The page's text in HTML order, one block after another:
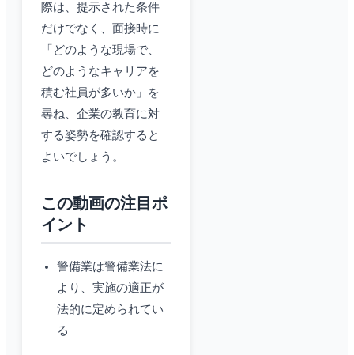
際は、提示された条件
だけでなく、面接時に
「どのような現場で、
どのようなキャリアを
積む社員が多いか」を
尋ね、企業の教育に対
する姿勢を確認すると
よいでしょう。
この動画の注目ポ
イント
警備業は警備業法に
より、実施の適正が
法的に定められてい
る